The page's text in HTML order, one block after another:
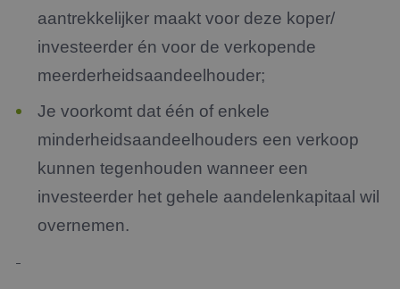
aantrekkelijker maakt voor deze koper/
investeerder én voor de verkopende
meerderheidsaandeelhouder;
Je voorkomt dat één of enkele
minderheidsaandeelhouders een verkoop
kunnen tegenhouden wanneer een
investeerder het gehele aandelenkapitaal wil
overnemen.